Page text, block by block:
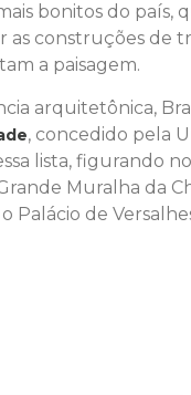
bonitos do país,
as construções de
a paisagem.
arquitetônica,
, concedido pela
lista, figurando
Muralha da
Palácio de